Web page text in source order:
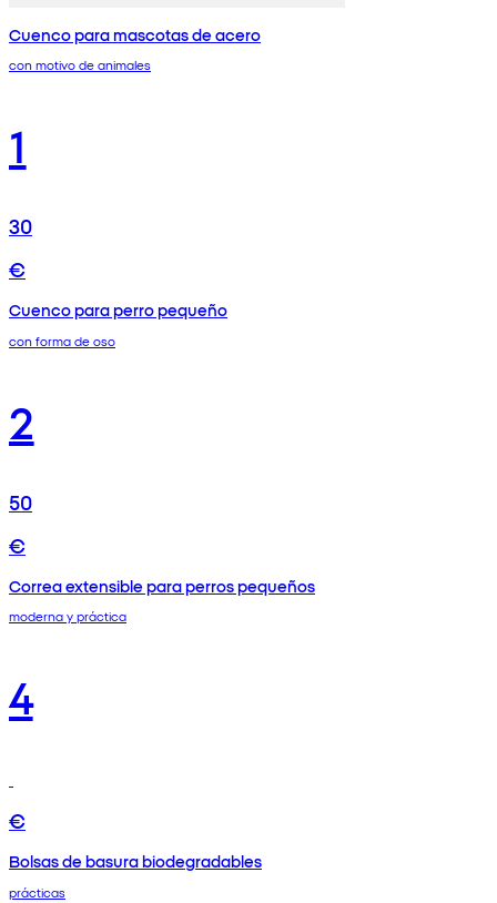
Cuenco para mascotas de acero
con motivo de animales
1
30
€
Cuenco para perro pequeño
con forma de oso
2
50
€
Correa extensible para perros pequeños
moderna y práctica
4
€
Bolsas de basura biodegradables
prácticas